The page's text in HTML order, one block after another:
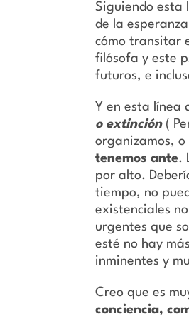
Siguiendo esta
de la
cómo transitar
filósofa y este
futuros, e
Y en esta línea
o extinción (
organizamos, o
tenemos ante.
por alto.
tiempo, no
existenciales
urgentes que
esté no hay
inminentes y
Creo que es
conciencia,